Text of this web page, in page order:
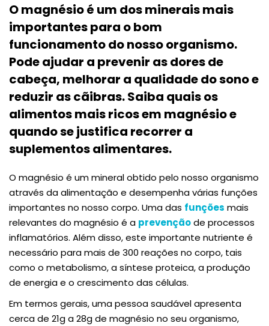
O magnésio é um dos minerais mais
importantes para o bom
funcionamento do nosso organismo.
Pode ajudar a prevenir as dores de
cabeça, melhorar a qualidade do sono e
reduzir as cãibras. Saiba quais os
alimentos mais ricos em magnésio e
quando se justifica recorrer a
suplementos alimentares.
O magnésio é um mineral obtido pelo nosso organismo
através da alimentação e desempenha várias funções
importantes no nosso corpo. Uma das funções mais
relevantes do magnésio é a prevençãode processos
inflamatórios. Além disso, este importante nutriente é
necessário para mais de 300 reações no corpo, tais
como o metabolismo, a síntese proteica, a produção
de energia e o crescimento das células.
Em termos gerais, uma pessoa saudável apresenta
cerca de 21g a 28g de magnésio no seu organismo,